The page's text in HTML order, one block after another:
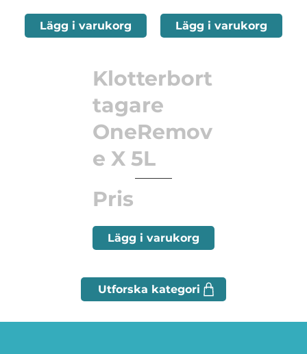
Lägg i varukorg Lägg i varukorg
Klotterbort
tagare
OneRemov
e X 5L
Pris
Lägg i varukorg